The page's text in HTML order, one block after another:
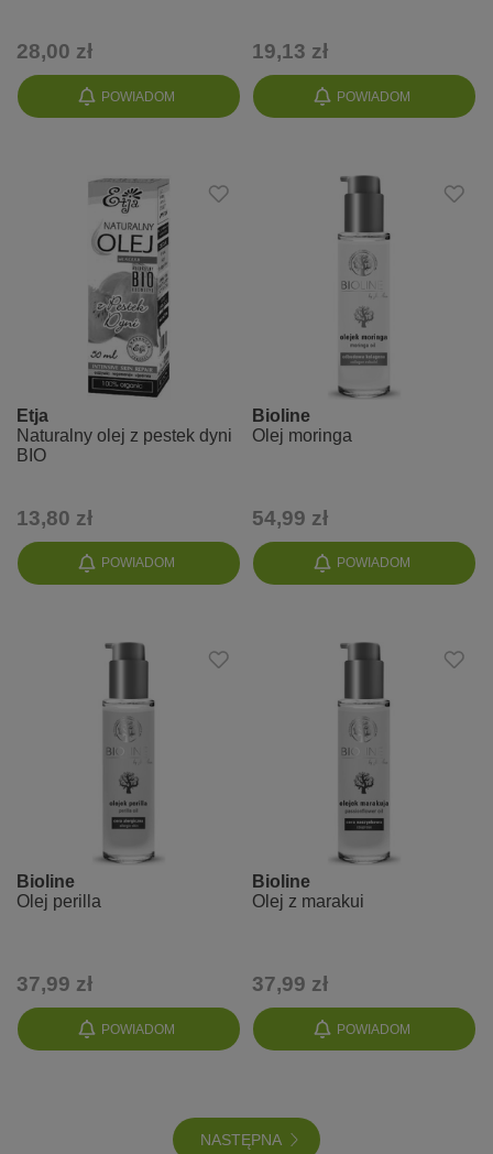
POWIADOM
28,00 zł
POWIADOM
19,13 zł
POWIADOM
Etja
Naturalny olej z pestek dyni
BIO
13,80 zł
POWIADOM
Bioline
Olej moringa
54,99 zł
POWIADOM
Bioline
Olej perilla
37,99 zł
POWIADOM
Bioline
Olej z marakui
37,99 zł
NASTĘPNA